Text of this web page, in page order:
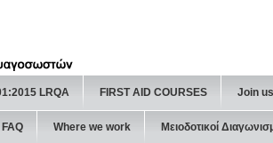
LRQA FIRST AID COURSES Join
FAQ Where we work Μειοδοτικοί